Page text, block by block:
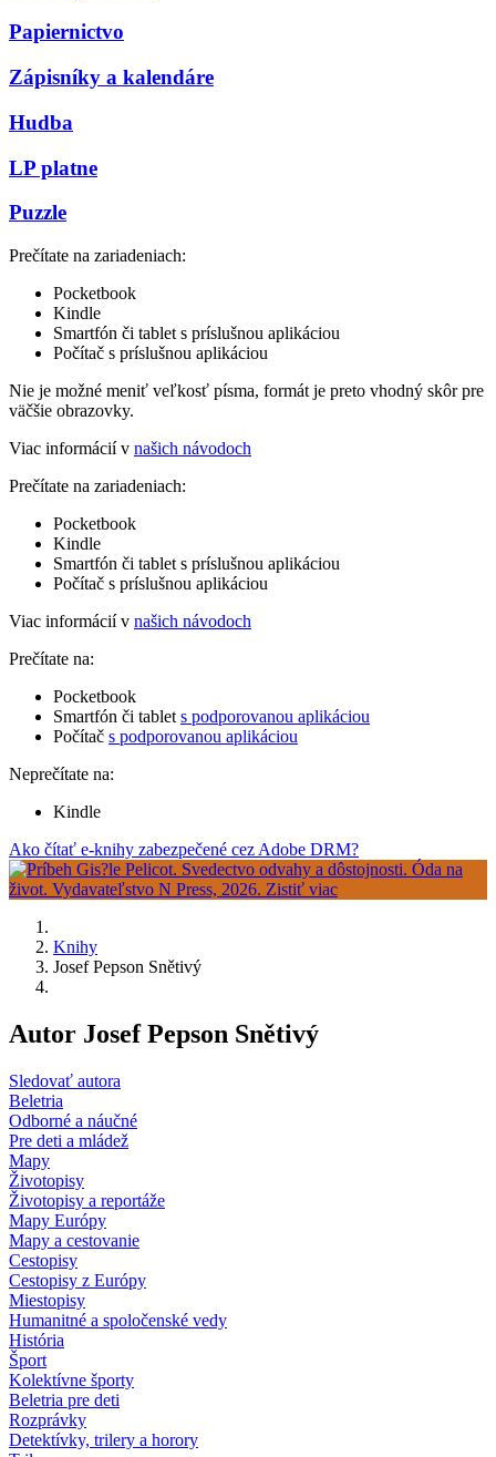
Papiernictvo
Zápisníky a kalendáre
Hudba
LP platne
Puzzle
Prečítate na zariadeniach:
Pocketbook
Kindle
Smartfón či tablet s príslušnou aplikáciou
Počítač s príslušnou aplikáciou
Nie je možné meniť veľkosť písma, formát je preto vhodný skôr pre
väčšie obrazovky.
Viac informácií v našich návodoch
Prečítate na zariadeniach:
Pocketbook
Kindle
Smartfón či tablet s príslušnou aplikáciou
Počítač s príslušnou aplikáciou
Viac informácií v našich návodoch
Prečítate na:
Pocketbook
Smartfón či tablet s podporovanou aplikáciou
Počítač s podporovanou aplikáciou
Neprečítate na:
Kindle
Ako čítať e-knihy zabezpečené cez Adobe DRM?
Knihy
Josef Pepson Snětivý
Autor Josef Pepson Snětivý
Sledovať autora
Beletria
Odborné a náučné
Pre deti a mládež
Mapy
Životopisy
Životopisy a reportáže
Mapy Európy
Mapy a cestovanie
Cestopisy
Cestopisy z Európy
Miestopisy
Humanitné a spoločenské vedy
História
Šport
Kolektívne športy
Beletria pre deti
Rozprávky
Detektívky, trilery a horory